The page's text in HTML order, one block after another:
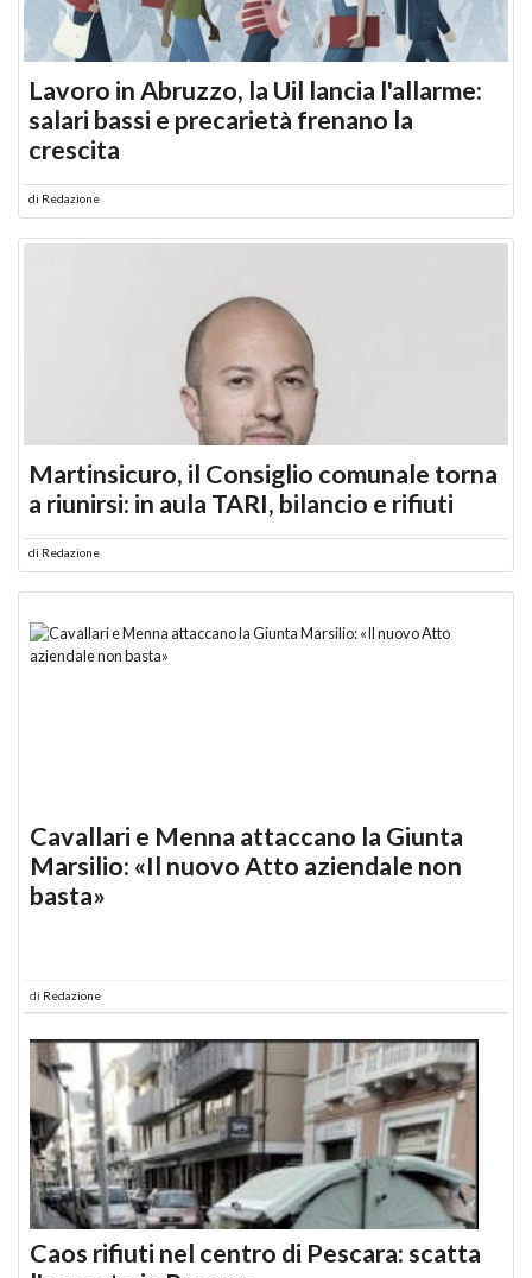
Lavoro in Abruzzo, la Uil lancia l'allarme:
salari bassi e precarietà frenano la
crescita
di Redazione
Martinsicuro, il Consiglio comunale torna
a riunirsi: in aula TARI, bilancio e rifiuti
di Redazione
Cavallari e Menna attaccano la Giunta
Marsilio: «Il nuovo Atto aziendale non
basta»
di Redazione
Caos rifiuti nel centro di Pescara: scatta